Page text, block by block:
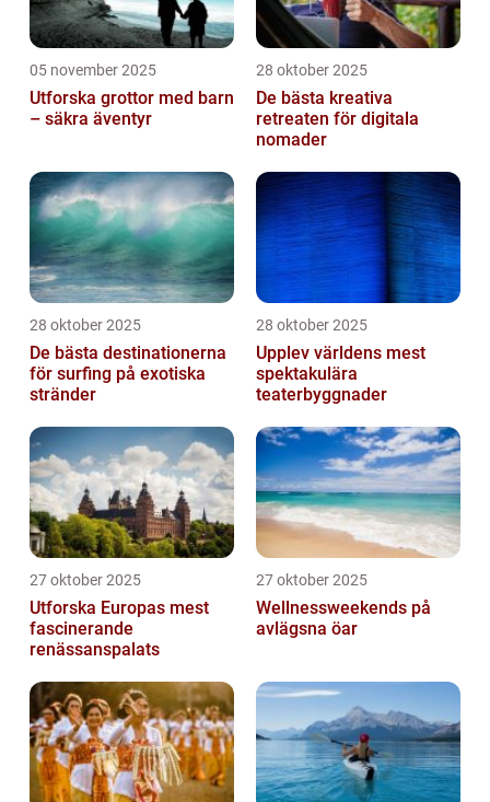
05 november 2025
Utforska grottor med barn
– säkra äventyr
28 oktober 2025
De bästa kreativa
retreaten för digitala
nomader
28 oktober 2025
De bästa destinationerna
för surfing på exotiska
stränder
28 oktober 2025
Upplev världens mest
spektakulära
teaterbyggnader
27 oktober 2025
Utforska Europas mest
fascinerande
renässanspalats
27 oktober 2025
Wellnessweekends på
avlägsna öar